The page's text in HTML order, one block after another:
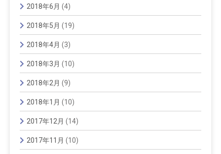
2018年6月 (4)
2018年5月 (19)
2018年4月 (3)
2018年3月 (10)
2018年2月 (9)
2018年1月 (10)
2017年12月 (14)
2017年11月 (10)